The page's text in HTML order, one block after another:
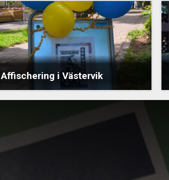
Affischering i Västervik